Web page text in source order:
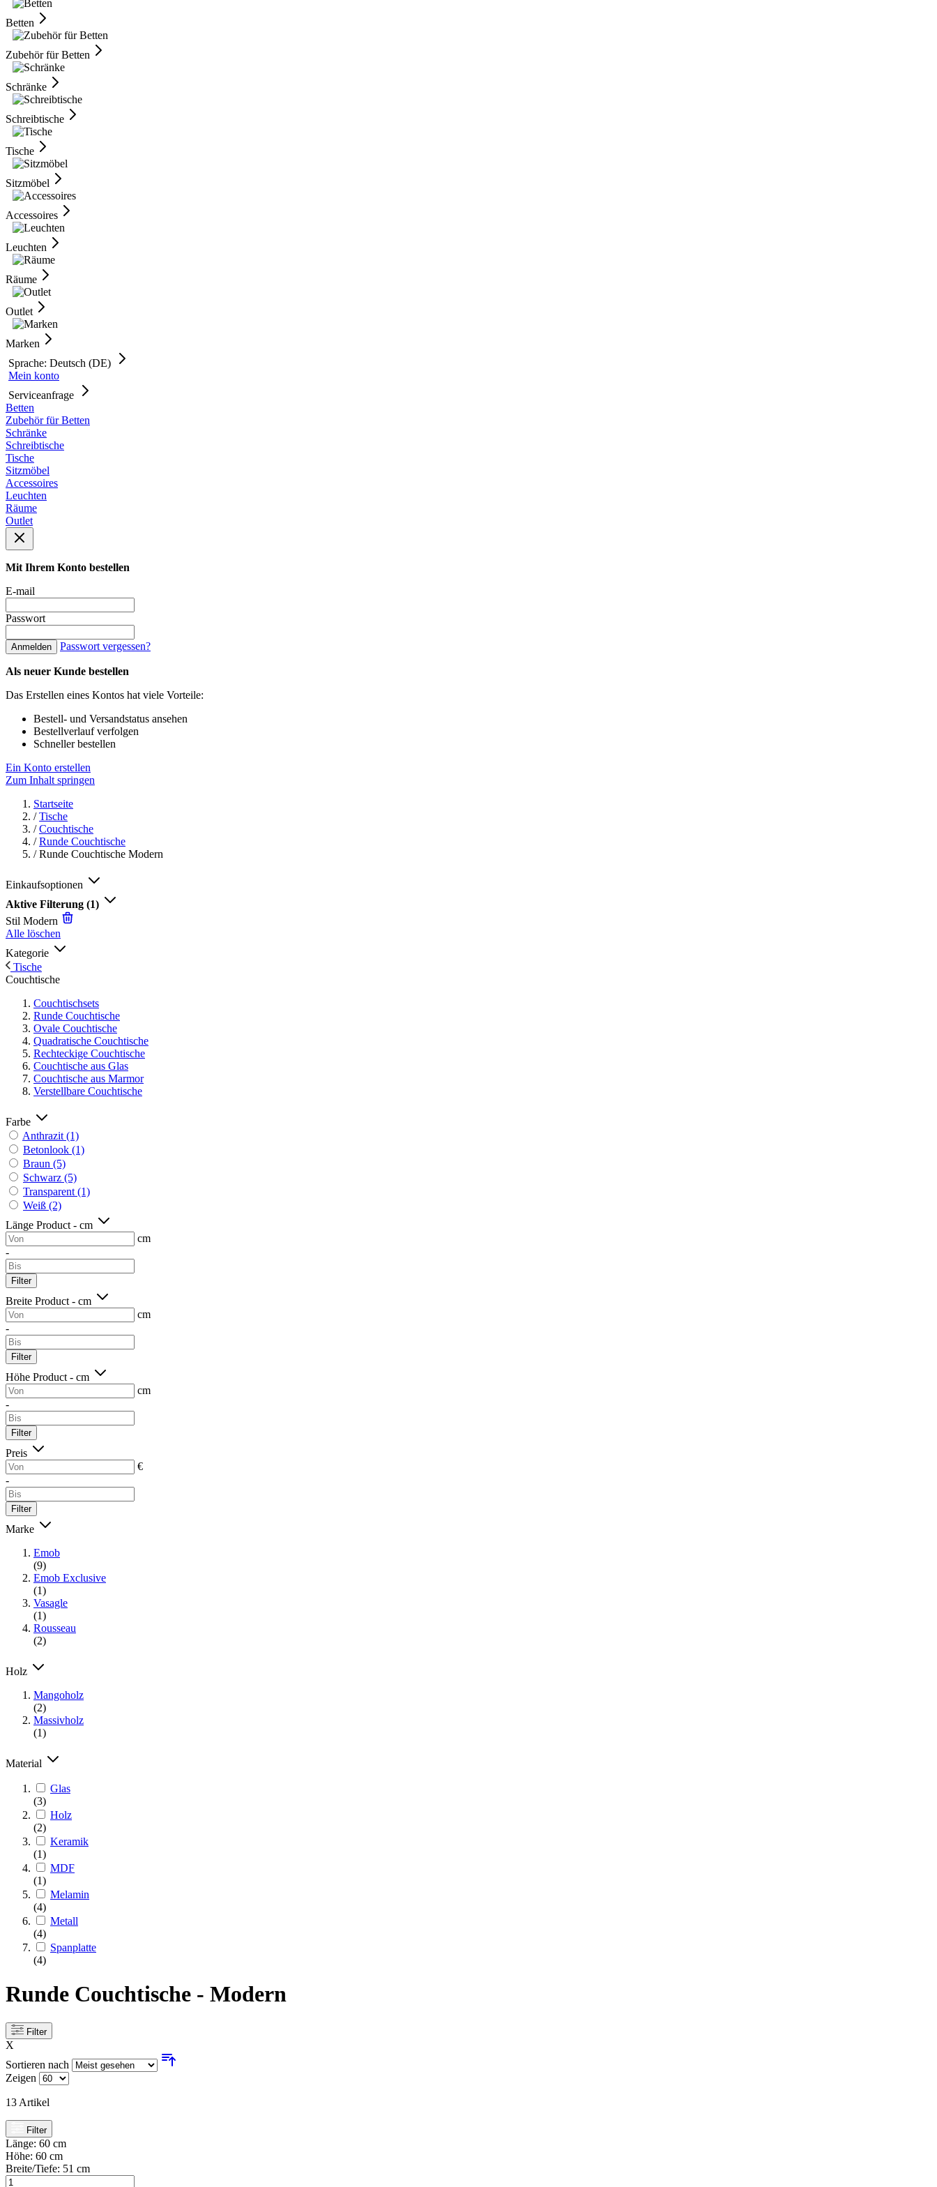
Betten
Zubehör für Betten
Schränke
Schreibtische
Tische
Sitzmöbel
Accessoires
Leuchten
Räume
Outlet
Marken
Sprache: Deutsch (DE)
Mein konto
Serviceanfrage
Betten
Zubehör für Betten
Schränke
Schreibtische
Tische
Sitzmöbel
Accessoires
Leuchten
Räume
Outlet
Mit Ihrem Konto bestellen
E-mail
Passwort
Anmelden Passwort vergessen?
Als neuer Kunde bestellen
Das Erstellen eines Kontos hat viele Vorteile:
Bestell- und Versandstatus ansehen
Bestellverlauf verfolgen
Schneller bestellen
Ein Konto erstellen
Zum Inhalt springen
Startseite
/ Tische
/ Couchtische
/ Runde Couchtische
/ Runde Couchtische Modern
Einkaufsoptionen
Aktive Filterung (1)
Stil Modern
Alle löschen
Kategorie
Tische
Couchtische
Couchtischsets
Runde Couchtische
Ovale Couchtische
Quadratische Couchtische
Rechteckige Couchtische
Couchtische aus Glas
Couchtische aus Marmor
Verstellbare Couchtische
Farbe
Anthrazit (1)
Betonlook (1)
Braun (5)
Schwarz (5)
Transparent (1)
Weiß (2)
Länge Product - cm
cm
-
Filter
Breite Product - cm
cm
-
Filter
Höhe Product - cm
cm
-
Filter
Preis
€
-
Filter
Marke
Emob
(9)
Emob Exclusive
(1)
Vasagle
(1)
Rousseau
(2)
Holz
Mangoholz
(2)
Massivholz
(1)
Material
Glas
(3)
Holz
(2)
Keramik
(1)
MDF
(1)
Melamin
(4)
Metall
(4)
Spanplatte
(4)
Runde Couchtische - Modern
Filter
X
Sortieren nach
Zeigen
13 Artikel
Filter
Länge: 60 cm
Höhe: 60 cm
Breite/Tiefe: 51 cm